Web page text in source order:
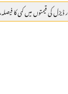
کی قیمتوں میں کمی کا